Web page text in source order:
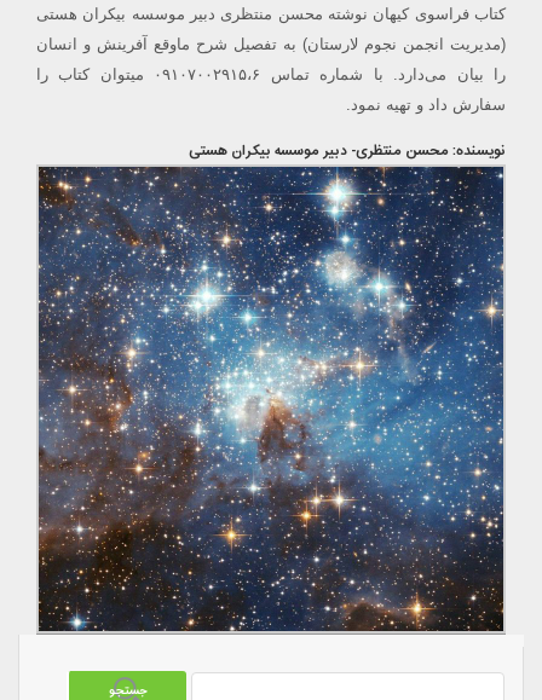
کتاب فراسوی کیهان نوشته محسن منتظری دبیر موسسه بیکران هستی
(مدیریت انجمن نجوم لارستان) به تفصیل شرح ماوقع آفرینش و انسان
را بیان می‌دارد. با شماره تماس ۰۹۱۰۷۰۰۲۹۱۵،۶ میتوان کتاب را
سفارش داد و تهیه نمود.
نویسنده:محسنمنتظری- دبیر موسسه بیکران هستی